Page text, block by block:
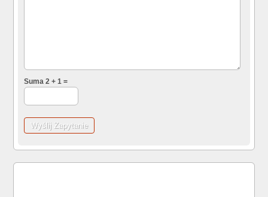
Suma 2 + 1 =